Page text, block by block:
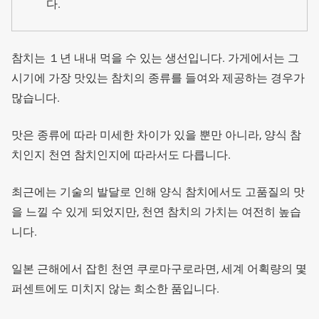
다.
참치는 １년 내내 먹을 수 있는 생선입니다. 가게에서는 그
시기에 가장 맛있는 참치의 종류를 들여와 제공하는 경우가
많습니다.
맛은 종류에 따라 미세한 차이가 있을 뿐만 아니라, 양식 참
치인지 천연 참치인지에 따라서도 다릅니다.
최근에는 기술의 발달로 인해 양식 참치에서도 고품질의 맛
을 느낄 수 있게 되었지만, 천연 참치의 가치는 여전히 높습
니다.
일본 근해에서 잡힌 천연 쿠로마구로라면, 세계 어획량의 몇
퍼센트에도 미치지 않는 희소한 품입니다.